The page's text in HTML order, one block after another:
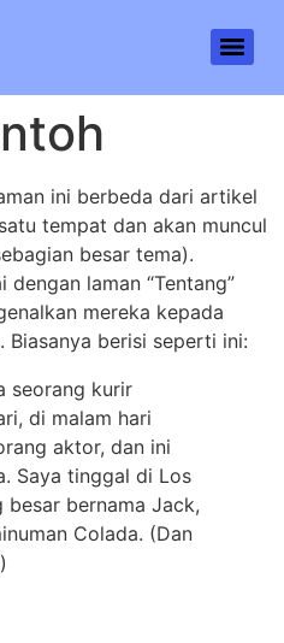
ini berbeda dari artikel
tempat dan akan muncul
besar tema).
dengan laman “Tentang”
mereka kepada
Biasanya berisi seperti ini:
seorang kurir
di malam hari
aktor, dan ini
Saya tinggal di Los
besar bernama Jack,
Colada. (Dan